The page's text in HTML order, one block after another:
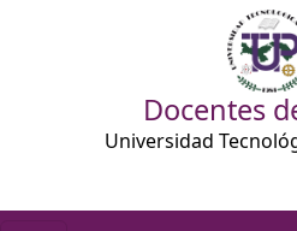
Docentes
Universidad